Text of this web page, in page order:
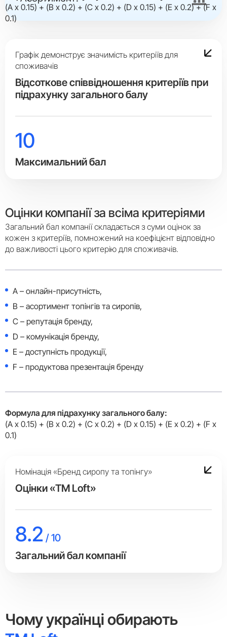
(A x 0.15) + (B x 0.2) + (C x 0.2) + (D x 0.15) + (E x 0.2) + (F x
0.1)
Графік демонструє значимість критеріїв для
споживачів
Вiдсоткове співвідношення критеріїв при
підрахунку загального балу
10
Максимальний бал
Оцінки компанії за всіма критеріями
Загальний бал компанії складається з суми оцінок за
кожен з критеріїв, помножений на коефіцієнт відповідно
до важливості цього критерію для споживачів.
A – онлайн-присутність,
B – асортимент топiнгiв та сиропiв,
C – репутація бренду,
D – комунікація бренду,
E – доступність продукції,
F – продуктова презентація бренду
Формула для підрахунку загального балу:
(A x 0.15) + (B x 0.2) + (C x 0.2) + (D x 0.15) + (E x 0.2) + (F x
0.1)
Номінація «Бренд сиропу та топінгу»
Оцінки «ТМ Loft»
8.2 / 10
Загальний бал компанії
Чому українці обирають